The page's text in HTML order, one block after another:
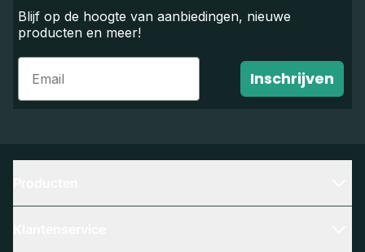
Blijf op de hoogte van aanbiedingen, nieuwe
producten en meer!
Email
Inschrijven